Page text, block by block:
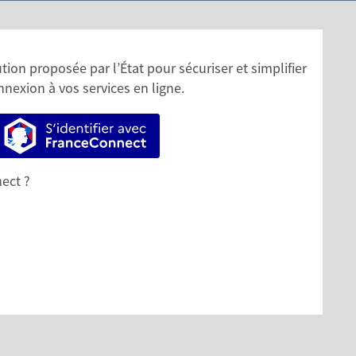
proposée par l’État pour sécuriser et simplifier
à vos services en ligne.
S’identifier avec FranceConnect
?